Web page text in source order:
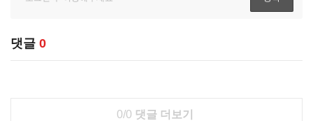
댓글 0
0/0 댓글 더보기